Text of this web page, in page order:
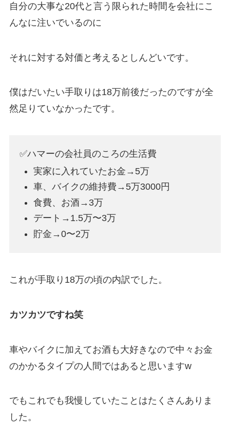
自分の大事な20代と言う限られた時間を会社にこ
んなに注いでいるのに
それに対する対価と考えるとしんどいです。
僕はだいたい手取りは18万前後だったのですが全
然足りていなかったです。
✅ハマーの会社員のころの生活費
実家に入れていたお金→5万
車、バイクの維持費→5万3000円
食費、お酒→3万
デート→1.5万〜3万
貯金→0〜2万
これが手取り18万の頃の内訳でした。
カツカツですね笑
車やバイクに加えてお酒も大好きなので中々お金
のかかるタイプの人間ではあると思いますw
でもこれでも我慢していたことはたくさんありま
した。